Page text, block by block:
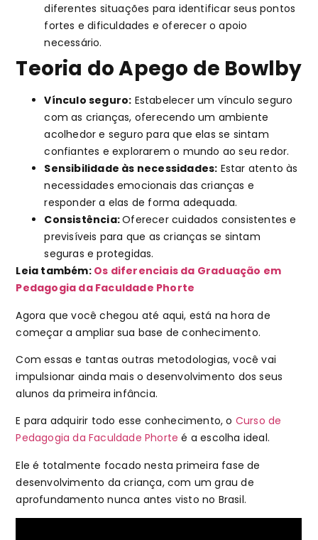
diferentes situações para identificar seus pontos
fortes e dificuldades e oferecer o apoio
necessário.
Teoria do Apego de Bowlby
Vínculo seguro: Estabelecer um vínculo seguro
com as crianças, oferecendo um ambiente
acolhedor e seguro para que elas se sintam
confiantes e explorarem o mundo ao seu redor.
Sensibilidade às necessidades: Estar atento às
necessidades emocionais das crianças e
responder a elas de forma adequada.
Consistência:Oferecer cuidados consistentes e
previsíveis para que as crianças se sintam
seguras e protegidas.
Leia também: Os diferenciais da Graduação em
Pedagogia da Faculdade Phorte
Agora que você chegou até aqui, está na hora de
começar a ampliar sua base de conhecimento.
Com essas e tantas outras metodologias, você vai
impulsionar ainda mais o desenvolvimento dos seus
alunos da primeira infância.
E para adquirir todo esse conhecimento, o Curso de
Pedagogia da Faculdade Phorte é a escolha ideal.
Ele é totalmente focado nesta primeira fase de
desenvolvimento da criança, com um grau de
aprofundamento nunca antes visto no Brasil.